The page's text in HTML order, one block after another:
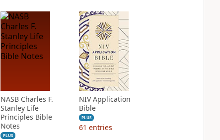
NASB Charles F.
Stanley Life
Principles Bible
Notes
PLUS
NIV Application
Bible
PLUS
61 entries